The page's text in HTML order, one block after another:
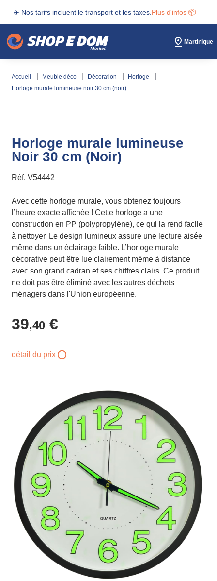
✈️ Nos tarifs incluent le transport et les taxes. Plus d'infos 📦
Martinique
accueil meuble déco décoration
horloge
horloge murale lumineuse noir 30 cm (noir)
Horloge murale lumineuse
Noir 30 cm (Noir)
Réf. V54442
Avec cette horloge murale, vous obtenez toujours
l’heure exacte affichée ! Cette horloge a une
construction en PP (polypropylène), ce qui la rend facile
à nettoyer. Le design lumineux assure une lecture aisée
même dans un éclairage faible. L’horloge murale
décorative peut être lue clairement même à distance
avec son grand cadran et ses chiffres clairs. Ce produit
ne doit pas être éliminé avec les autres déchets
ménagers dans l'Union européenne.
39,40 €
détail du prix